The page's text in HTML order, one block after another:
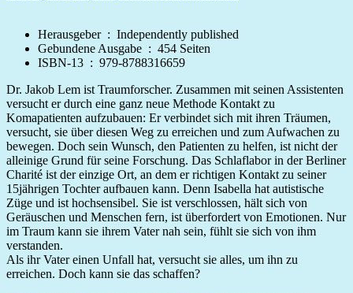
Herausgeber ‏ : ‎ Independently published
Gebundene Ausgabe ‏ : ‎ 454 Seiten
ISBN-13 ‏ : ‎ 979-8788316659
Dr. Jakob Lem ist Traumforscher. Zusammen mit seinen Assistenten
versucht er durch eine ganz neue Methode Kontakt zu
Komapatienten aufzubauen: Er verbindet sich mit ihren Träumen,
versucht, sie über diesen Weg zu erreichen und zum Aufwachen zu
bewegen. Doch sein Wunsch, den Patienten zu helfen, ist nicht der
alleinige Grund für seine Forschung. Das Schlaflabor in der Berliner
Charité ist der einzige Ort, an dem er richtigen Kontakt zu seiner
15jährigen Tochter aufbauen kann. Denn Isabella hat autistische
Züge und ist hochsensibel. Sie ist verschlossen, hält sich von
Geräuschen und Menschen fern, ist überfordert von Emotionen. Nur
im Traum kann sie ihrem Vater nah sein, fühlt sie sich von ihm
verstanden.
Als ihr Vater einen Unfall hat, versucht sie alles, um ihn zu
erreichen. Doch kann sie das schaffen?